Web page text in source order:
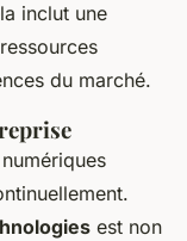
inclut une
du marché.
est non